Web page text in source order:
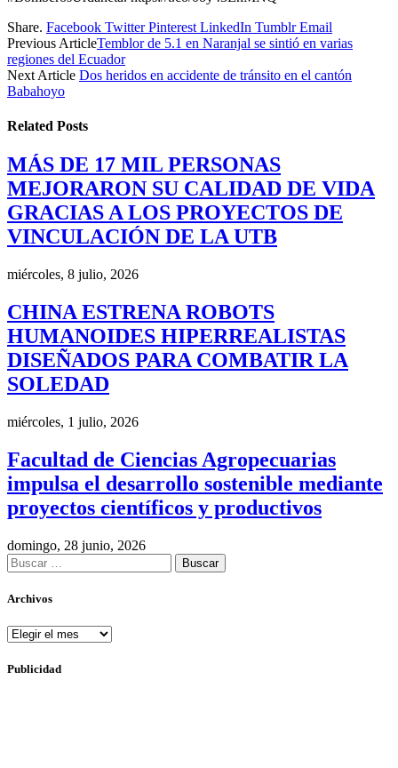
Share. Facebook Twitter Pinterest LinkedIn Tumblr Email
Previous ArticleTemblor de 5.1 en Naranjal se sintió en varias
regiones del Ecuador
Next Article Dos heridos en accidente de tránsito en el cantón
Babahoyo
Related Posts
MÁS DE 17 MIL PERSONAS
MEJORARON SU CALIDAD DE VIDA
GRACIAS A LOS PROYECTOS DE
VINCULACIÓN DE LA UTB
miércoles, 8 julio, 2026
CHINA ESTRENA ROBOTS
HUMANOIDES HIPERREALISTAS
DISEÑADOS PARA COMBATIR LA
SOLEDAD
miércoles, 1 julio, 2026
Facultad de Ciencias Agropecuarias
impulsa el desarrollo sostenible mediante
proyectos científicos y productivos
domingo, 28 junio, 2026
Buscar:
Archivos
Archivos
Publicidad